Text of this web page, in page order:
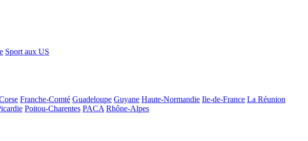
Sport aux US
Franche-Comté Guadeloupe Guyane Haute-Normandie Ile-de-France La Réunion
Poitou-Charentes PACA Rhône-Alpes